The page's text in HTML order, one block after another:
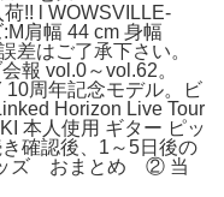
!! l WOWSVILLE-
肩幅 44 cm 身幅
差はご了承下さい。
報 vol.0～vol.62。
10周年記念モデル。ビ
Horizon Live Tour
本人使用 ギター ピッ
確認後、1～5日後の
ッズ おまとめ ② 当